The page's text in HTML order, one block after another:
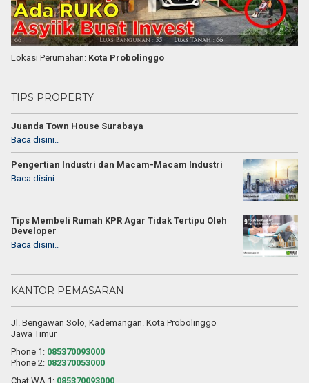
Lokasi Perumahan: Kota Probolinggo
TIPS PROPERTY
Juanda Town House Surabaya
Baca disini..
Pengertian Industri dan Macam-Macam Industri
Baca disini..
Tips Membeli Rumah KPR Agar Tidak Tertipu Oleh
Developer
Baca disini..
KANTOR PEMASARAN
Jl. Bengawan Solo, Kademangan. Kota Probolinggo
Jawa Timur
Phone 1: 085370093000
Phone 2: 082370053000
Chat WA 1: 085370093000